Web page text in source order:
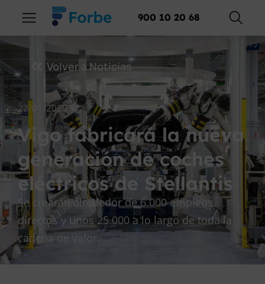
900 10 20 68
Volver a Noticias
22/01/2025
Vigo fabricará la nueva
generación de coches
eléctricos de Stellantis
Se crearán alrededor de 6.000 empleos
directos y unos 25.000 a lo largo de toda la
cadena de valor.